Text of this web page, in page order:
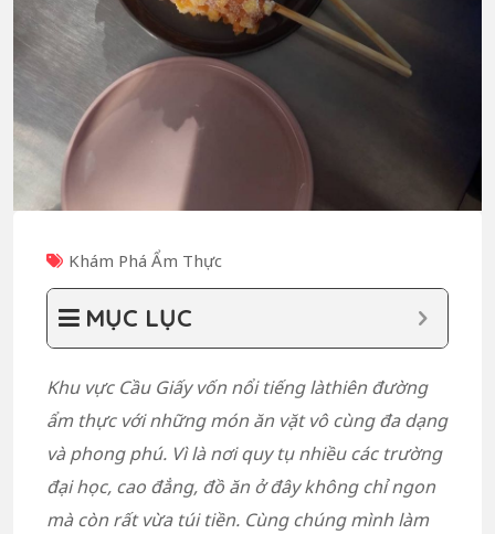
Khám Phá Ẩm Thực
MỤC LỤC
Khu vực Cầu Giấy vốn nổi tiếng làthiên đường
ẩm thực với những món ăn vặt vô cùng đa dạng
và phong phú. Vì là nơi quy tụ nhiều các trường
đại học, cao đẳng, đồ ăn ở đây không chỉ ngon
mà còn rất vừa túi tiền. Cùng chúng mình làm